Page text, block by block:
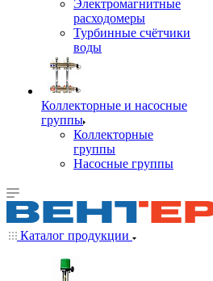
Электромагнитные
расходомеры
Турбинные счётчики
воды
Коллекторные и насосные
группы
Коллекторные
группы
Насосные группы
Каталог продукции